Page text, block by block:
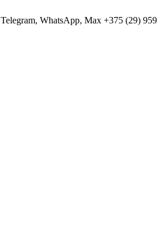
Telegram, WhatsApp, Max +375 (29)